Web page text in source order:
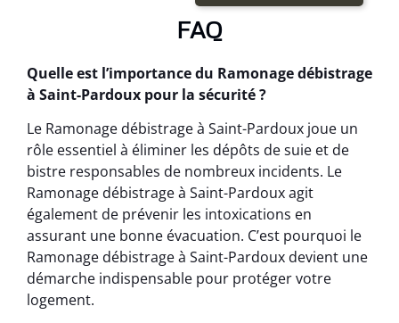
FAQ
Quelle est l’importance du Ramonage débistrage
à Saint-Pardoux pour la sécurité ?
Le Ramonage débistrage à Saint-Pardoux joue un
rôle essentiel à éliminer les dépôts de suie et de
bistre responsables de nombreux incidents. Le
Ramonage débistrage à Saint-Pardoux agit
également de prévenir les intoxications en
assurant une bonne évacuation. C’est pourquoi le
Ramonage débistrage à Saint-Pardoux devient une
démarche indispensable pour protéger votre
logement.